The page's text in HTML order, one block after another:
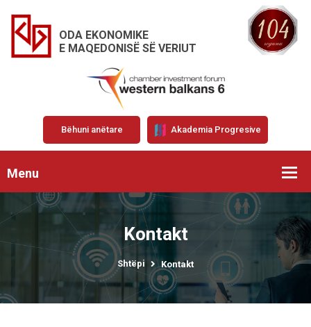
ODA EKONOMIKE
E MAQEDONISË SË VERIUT
Bëhuni anëtare Akademia Progresive
Menu
Kontakt
Shtëpi Kontakt